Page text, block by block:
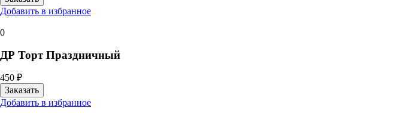
Добавить в избранное
0
ДР Торт Праздничный
450 ₽
Добавить в избранное